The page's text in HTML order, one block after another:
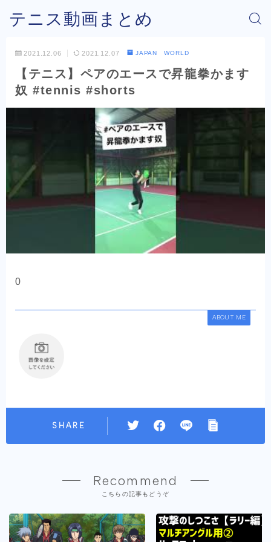
テニス動画まとめ
2021.12.06 2021.12.07 JAPAN WORLD
【テニス】ペアのエースで昇龍拳かます
奴 #tennis #shorts
0
ABOUT ME
SHARE
Recommend
こちらの記事もどうぞ